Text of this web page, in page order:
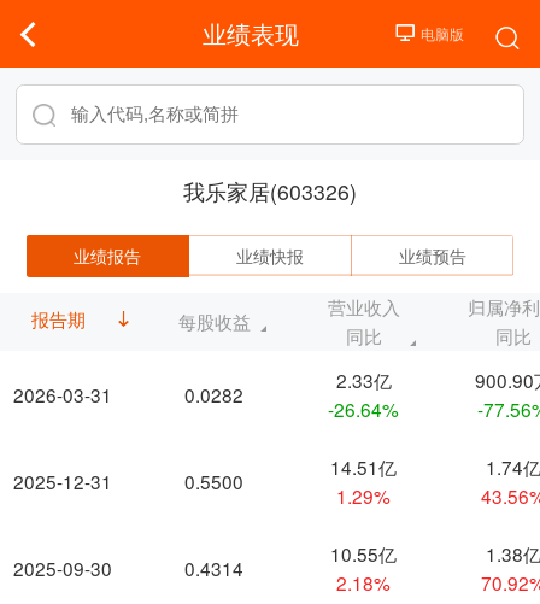
业绩表现
我乐家居(603326)
业绩报告 业绩快报 业绩预告
报告期
2026-03-31
2025-12-31
2025-09-30
每股收益
营业收入
同比
归属净
同比
0.0282
2.33亿
-26.64%
900.90
-
0.5500
14.51亿
1.29%
1.74亿
0.4314
10.55亿
2.18%
1.38亿